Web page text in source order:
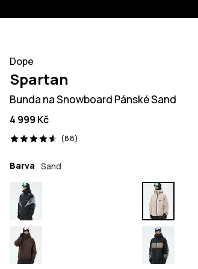
Dope
Spartan
Bunda na Snowboard Pánské Sand
4 999 Kč
(88)
88 recenze, 4.6/5
Barva Sand